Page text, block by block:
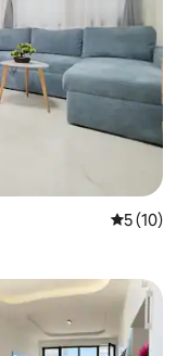
Μέση
5 (10)